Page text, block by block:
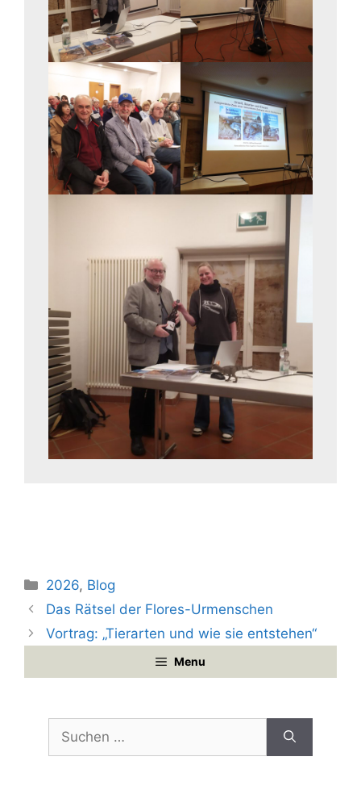
Kategorien
2026, Blog
Das Rätsel der Flores-Urmenschen
Vortrag: „Tierarten und wie sie entstehen“
Menu
Suchen
nach: